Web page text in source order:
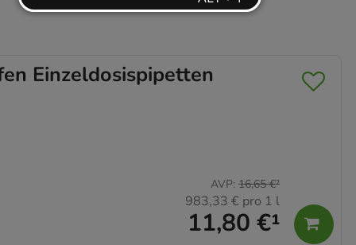
Einzeldosispipetten
11,80 €¹
AVP: 16,65 €²
983,33 € pro 1 l